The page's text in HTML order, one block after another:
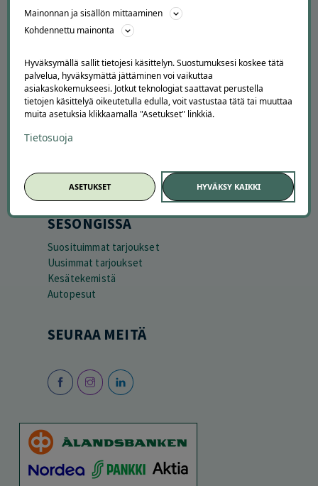
Markkinoi Offerillassa
Vaikuttajayhteistyö
LATAA APPI
SESONGISSA
Suosituimmat tarjoukset
Uusimmat tarjoukset
Kesätekemistä
Autopesut
SEURAA MEITÄ
Mainonnan ja sisällön mittaaminen
Kohdennettu mainonta
Hyväksymällä sallit tietojesi käsittelyn. Suostumuksesi koskee tätä
palvelua, hyväksymättä jättäminen voi vaikuttaa
asiakaskokemukseesi. Jotkut teknologiat saattavat perustella
tietojen käsittelyä oikeutetulla edulla, voit vastustaa tätä tai muuttaa
muita asetuksia klikkaamalla "Asetukset" linkkiä.
Tietosuoja
ASETUKSET HYVÄKSY KAIKKI